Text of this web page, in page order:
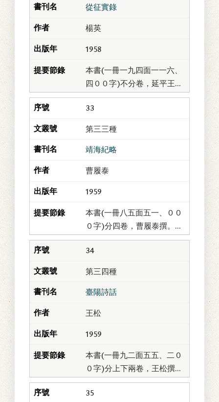
從征實錄
楊英
1958
本書(一冊一九四面一一六、
四００字)不分卷，延平王戶
官楊英撰。書為楊英追隨鄭
成功征戰按年逐月之紀錄，
極具史料價值。今加有「弁
言」，備敘撰者其...
33
第三三種
靖海紀略
曹履泰
1959
本書(一冊八五面五一、００
０字)分四卷，曹履泰撰。履
泰字大來，號方城；浙江鹽
官人。明天啟間，由進士出
宰同安。時鄭芝龍劫眾出沒
海島，視同安如几...
34
第三四種
臺陽詩話
王松
1959
本書(一冊九二面五五、二０
０字)分上下兩卷，王松撰。
松字友竹，又字寄生，號滄
海遺民；新竹人，祖籍福建
35